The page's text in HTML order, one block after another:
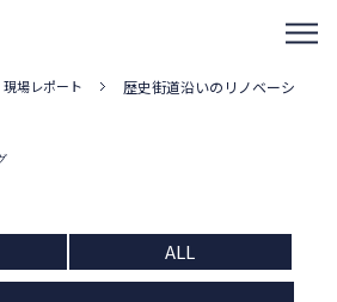
現場レポート 歴史街道沿いのリノベーション
ALL